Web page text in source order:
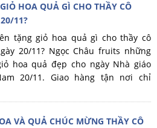
HOA QUẢ GÌ CHO THẦY CÔ
11?
tặng giỏ hoa quả gì cho thầy cô
20/11? Ngọc Châu fruits những
hoa quả đẹp cho ngày Nhà giáo
20/11. Giao hàng tận nơi chỉ
VÀ QUẢ CHÚC MỪNG THẦY CÔ